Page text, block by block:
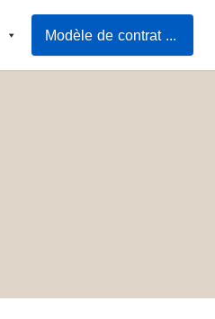
Modèle de contrat de location